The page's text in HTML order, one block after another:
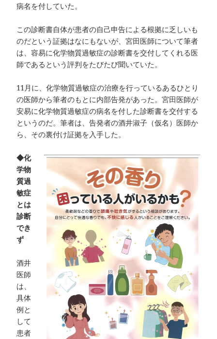
病名を付していた。
この診断書自体が患者の自己申告による根拠に乏しいも
のだという証拠はなにもないが、宮田医師について筆者
は、容易に化学物質過敏症の診断書を交付してくれる医
師であるという評判をたびたび聞いていた。
11月に、化学物質過敏症の治療を行っているあるひとり
の医師から筆者のもとに内部告発があった。宮田医師が
安易に化学物質過敏症の病名を付した診断書を交付する
というのだ。筆者は、告発者の酒井淑子（仮名）医師か
ら、その裏付け証拠を入手した。
◆化
学物
質過
敏症
とは
診断
でき
ず
酒井
医師
は、
具体
例と
して
患者